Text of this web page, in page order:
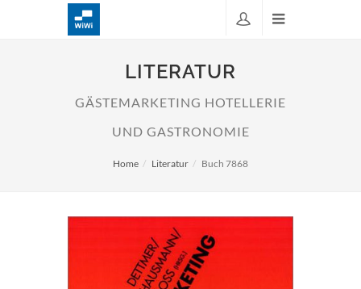
LITERATUR
GÄSTEMARKETING HOTELLERIE
UND GASTRONOMIE
Home Literatur Buch 7868